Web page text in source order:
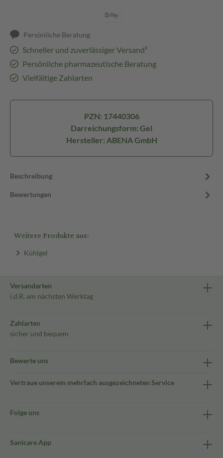
Persönliche Beratung
Schneller und zuverlässiger Versand³
Persönliche pharmazeutische Beratung
Vielfältige Zahlarten
PZN: 17440306
Darreichungsform: Gel
Hersteller: ABENA GmbH
Beschreibung
Bewertungen
Weitere Produkte aus:
Kühlgel
Versandarten
i.d.R. am nächsten Werktag
Zahlarten
sicher und bequem
Bewerte uns
Vertraue unserem mehrfach ausgezeichneten Service
Folge uns
Sanicare App